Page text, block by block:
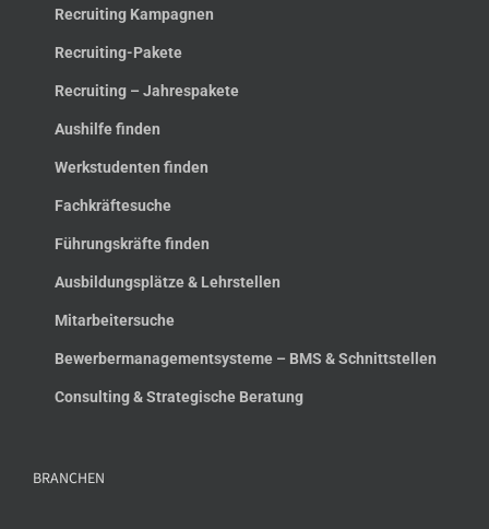
Recruiting Kampagnen
Recruiting-Pakete
Recruiting – Jahrespakete
Aushilfe finden
Werkstudenten finden
Fachkräftesuche
Führungskräfte finden
Ausbildungsplätze & Lehrstellen
Mitarbeitersuche
Bewerbermanagementsysteme – BMS & Schnittstellen
Consulting & Strategische Beratung
BRANCHEN